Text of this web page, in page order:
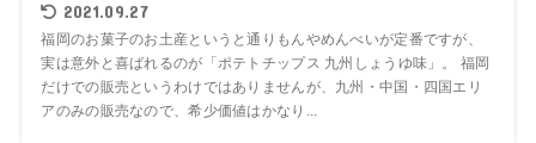
2021.09.27
福岡のお菓子のお土産というと通りもんやめんべいが定番ですが、
実は意外と喜ばれるのが「ポテトチップス 九州しょうゆ味」。 福岡
だけでの販売というわけではありませんが、九州・中国・四国エリ
アのみの販売なので、希少価値はかなり...